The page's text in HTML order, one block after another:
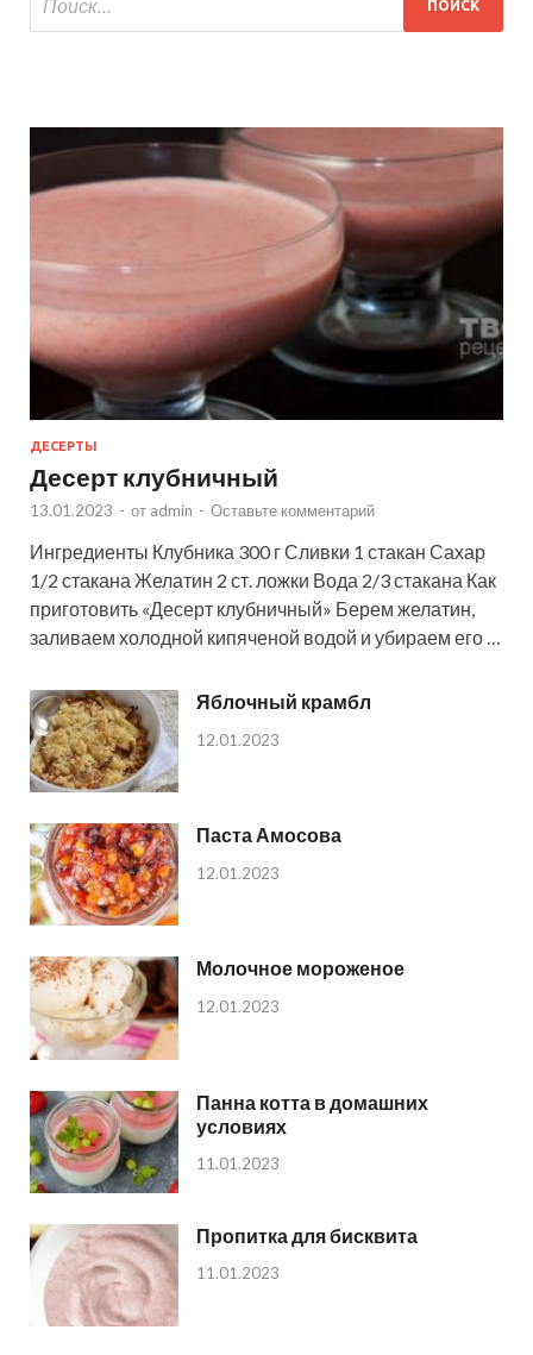
ДЕСЕРТЫ
Десерт клубничный
13.01.2023 - от admin - Оставьте комментарий
Ингредиенты Клубника 300 г Сливки 1 стакан Сахар
1/2 стакана Желатин 2 ст. ложки Вода 2/3 стакана Как
приготовить «Десерт клубничный» Берем желатин,
заливаем холодной кипяченой водой и убираем его …
Яблочный крамбл
12.01.2023
Паста Амосова
12.01.2023
Молочное мороженое
12.01.2023
Панна котта в домашних
условиях
11.01.2023
Пропитка для бисквита
11.01.2023